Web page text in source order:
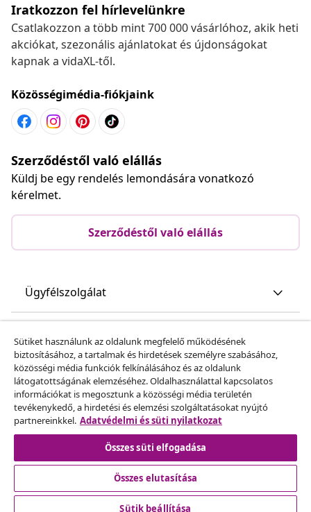
Iratkozzon fel hírlevelünkre
Csatlakozzon a több mint 700 000 vásárlóhoz, akik heti
akciókat, szezonális ajánlatokat és újdonságokat
kapnak a vidaXL-től.
Közösségimédia-fiókjaink
Szerződéstől való elállás
Küldj be egy rendelés lemondására vonatkozó
kérelmet.
Szerződéstől való elállás
Ügyfélszolgálat
vidaXL
Fedezz fel többet
Sütiket használunk az oldalunk megfelelő működésének
biztosításához, a tartalmak és hirdetések személyre szabásához,
közösségi média funkciók felkínálásához és az oldalunk
látogatottságának elemzéséhez. Oldalhasználattal kapcsolatos
információkat is megosztunk a közösségi média területén
tevékenykedő, a hirdetési és elemzési szolgáltatásokat nyújtó
partnereinkkel. Adatvédelmi és süti nyilatkozat
Összes süti elfogadása
Összes elutasítása
Sütik beállítása